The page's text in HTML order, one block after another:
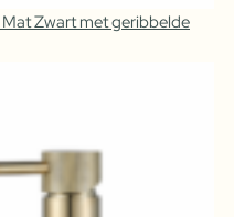
Zwart met geribbelde